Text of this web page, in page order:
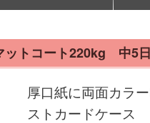
トコート220kg 中5
厚口紙に両面カラ
ストカードケース